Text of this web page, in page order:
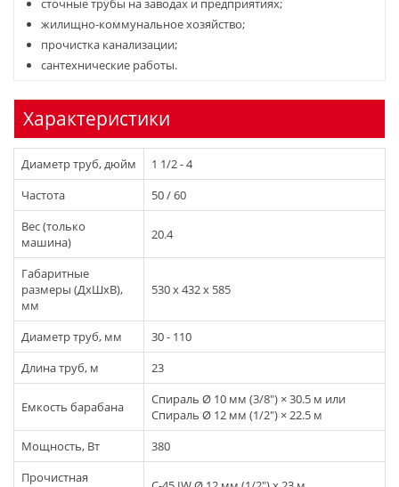
жилищно-коммунальное хозяйство;
прочистка канализации;
сантехнические работы.
Характеристики
Диаметр труб, дюйм
1 1/2 - 4
Частота
50 / 60
Вес (только
машина)
20.4
Габаритные
размеры (ДхШхВ),
мм
530 х 432 х 585
Диаметр труб, мм
30 - 110
Длина труб, м
23
Емкость барабана
Спираль Ø 10 мм (3/8") × 30.5 м или
Спираль Ø 12 мм (1/2") × 22.5 м
Мощность, Вт
380
Прочистная